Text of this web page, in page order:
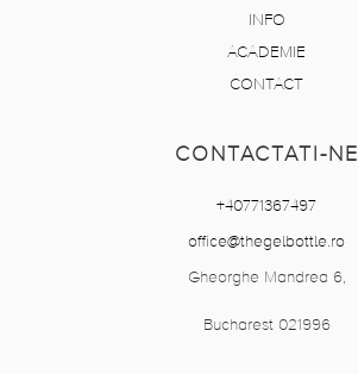
INFO
ACADEMIE
CONTACT
CONTACTATI-NE
+40771367497
office@thegelbottle.ro
Gheorghe Mandrea 6,
Bucharest 021996